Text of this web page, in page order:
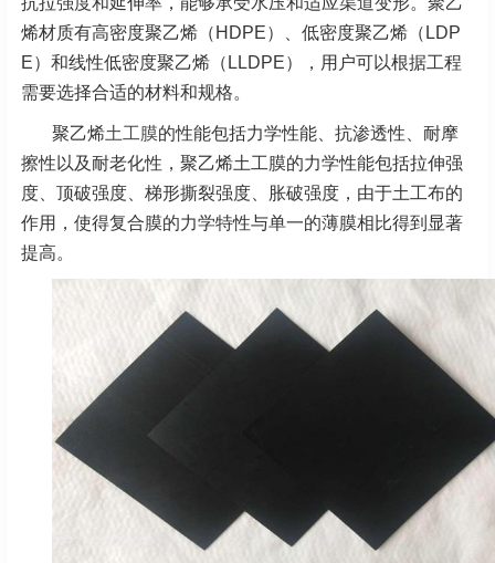
烯材质有高密度聚乙烯（HDPE）、低密度聚乙烯（LDP
E）和线性低密度聚乙烯（LLDPE），用户可以根据工程
需要选择合适的材料和规格。
聚乙烯土工膜的性能包括力学性能、抗渗透性、耐摩
擦性以及耐老化性，聚乙烯土工膜的力学性能包括拉伸强
度、顶破强度、梯形撕裂强度、胀破强度，由于土工布的
作用，使得复合膜的力学特性与单一的薄膜相比得到显著
提高。